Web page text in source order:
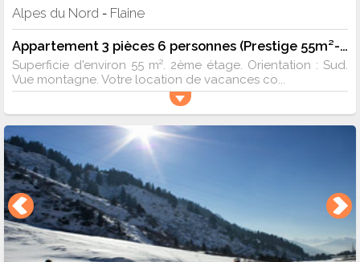
Alpes du Nord - Flaine
Appartement 3 pièces 6 personnes (Prestige 55m²-2)
Superficie d'environ 55 m². 2ème étage. Orientation : Sud.
Vue montagne. Votre location de vacances co...